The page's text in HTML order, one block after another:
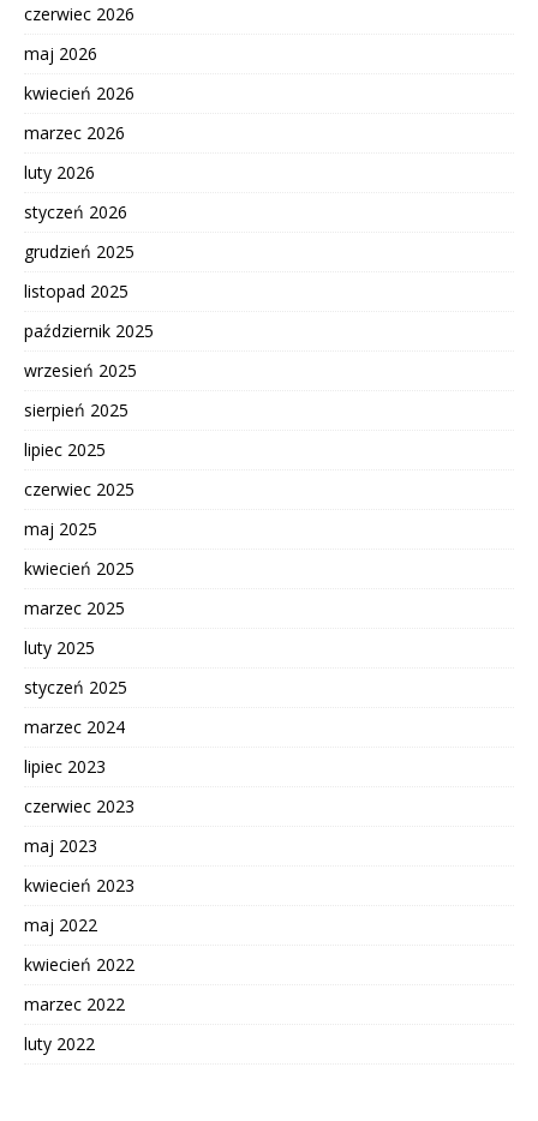
czerwiec 2026
maj 2026
kwiecień 2026
marzec 2026
luty 2026
styczeń 2026
grudzień 2025
listopad 2025
październik 2025
wrzesień 2025
sierpień 2025
lipiec 2025
czerwiec 2025
maj 2025
kwiecień 2025
marzec 2025
luty 2025
styczeń 2025
marzec 2024
lipiec 2023
czerwiec 2023
maj 2023
kwiecień 2023
maj 2022
kwiecień 2022
marzec 2022
luty 2022